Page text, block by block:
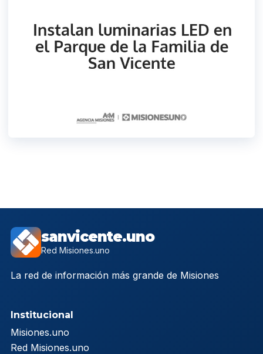
sanvicente.uno
Red Misiones.uno
La red de información más grande de Misiones
Institucional
Misiones.uno
Red Misiones.uno